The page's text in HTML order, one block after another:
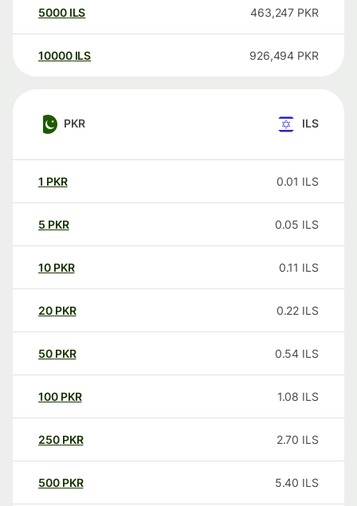
5000 ILS 463,247 PKR
10000 ILS 926,494 PKR
PKR ILS
1 PKR 0.01 ILS
5 PKR 0.05 ILS
10 PKR 0.11 ILS
20 PKR 0.22 ILS
50 PKR 0.54 ILS
100 PKR 1.08 ILS
250 PKR 2.70 ILS
500 PKR 5.40 ILS